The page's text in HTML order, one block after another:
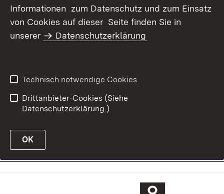
Informationen zum Datenschutz und zum Einsatz
von Cookies auf dieser Seite finden Sie in
unserer
Datenschutzerklärung
Technisch notwendige Cookies
Drittanbieter-Cookies (Siehe
Datenschutzerklärung.)
OK